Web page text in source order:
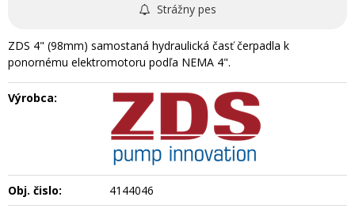
Strážny pes
ZDS 4" (98mm) samostaná hydraulická časť čerpadla k
ponornému elektromotoru podľa NEMA 4".
Výrobca:
Obj. čislo:
4144046